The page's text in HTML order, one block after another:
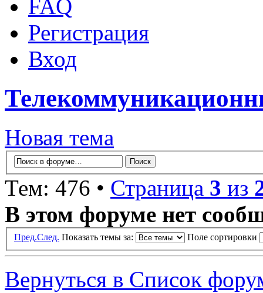
FAQ
Регистрация
Вход
Новая тема
Тем: 476 • Страница 3 из
В этом форуме нет
Пред.След. Показать темы за: Поле сортировки
Вернуться в Список